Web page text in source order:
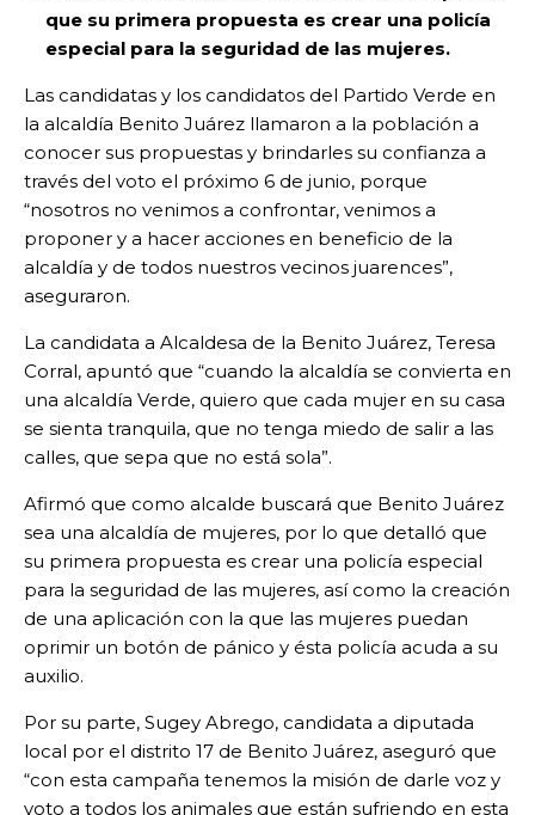
que su primera propuesta es crear una policía
especial para la seguridad de las mujeres.
Las candidatas y los candidatos del Partido Verde en
la alcaldía Benito Juárez llamaron a la población a
conocer sus propuestas y brindarles su confianza a
través del voto el próximo 6 de junio, porque
“nosotros no venimos a confrontar, venimos a
proponer y a hacer acciones en beneficio de la
alcaldía y de todos nuestros vecinos juarences”,
aseguraron.
La candidata a Alcaldesa de la Benito Juárez, Teresa
Corral, apuntó que “cuando la alcaldía se convierta en
una alcaldía Verde, quiero que cada mujer en su casa
se sienta tranquila, que no tenga miedo de salir a las
calles, que sepa que no está sola”.
Afirmó que como alcalde buscará que Benito Juárez
sea una alcaldía de mujeres, por lo que detalló que
su primera propuesta es crear una policía especial
para la seguridad de las mujeres, así como la creación
de una aplicación con la que las mujeres puedan
oprimir un botón de pánico y ésta policía acuda a su
auxilio.
Por su parte, Sugey Abrego, candidata a diputada
local por el distrito 17 de Benito Juárez, aseguró que
“con esta campaña tenemos la misión de darle voz y
voto a todos los animales que están sufriendo en esta